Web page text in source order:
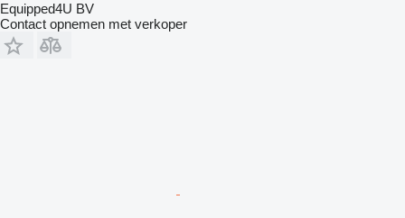
Equipped4U BV
Contact opnemen met verkoper